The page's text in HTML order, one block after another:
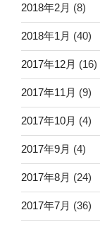
2018年2月 (8)
2018年1月 (40)
2017年12月 (16)
2017年11月 (9)
2017年10月 (4)
2017年9月 (4)
2017年8月 (24)
2017年7月 (36)